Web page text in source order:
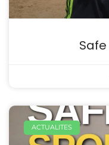
ACTUALITES